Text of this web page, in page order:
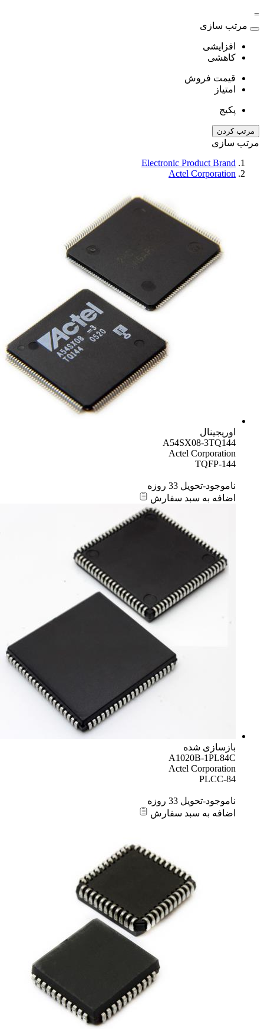
=
مرتب سازی
افزایشی
کاهشی
قیمت فروش
امتیاز
پکیج
مرتب کردن
مرتب سازی
Electronic Product Brand
Actel Corporation
اوریجینال
A54SX08-3TQ144
Actel Corporation
TQFP-144
ناموجود-تحویل 33 روزه
اضافه به سبد سفارش
بازسازی شده
A1020B-1PL84C
Actel Corporation
PLCC-84
ناموجود-تحویل 33 روزه
اضافه به سبد سفارش